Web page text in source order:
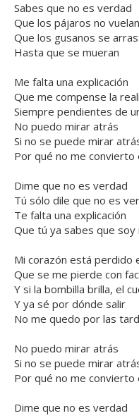
Sabes que no es verdad
Que los pájaros no vuelan
Que los gusanos se
Hasta que se mueran
Me falta una explicación
Que me compense la
Siempre pendientes de
No puedo mirar atrás
Si no se puede mirar
Por qué no me convierto
Dime que no es verdad
Tú sólo dile que no es
Te falta una explicación
Que tú ya sabes que soy
Mi corazón está perdido
Que se me pierde con
Y si la bombilla brilla, el
Y ya sé por dónde salir
No me quedo por las
No puedo mirar atrás
Si no se puede mirar
Por qué no me convierto
Dime que no es verdad